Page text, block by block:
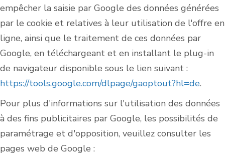
empêcher la saisie par Google des données générées
par le cookie et relatives à leur utilisation de l'offre en
ligne, ainsi que le traitement de ces données par
Google, en téléchargeant et en installant le plug-in
de navigateur disponible sous le lien suivant :
https://tools.google.com/dlpage/gaoptout?hl=de.
Pour plus d'informations sur l'utilisation des données
à des fins publicitaires par Google, les possibilités de
paramétrage et d'opposition, veuillez consulter les
pages web de Google :